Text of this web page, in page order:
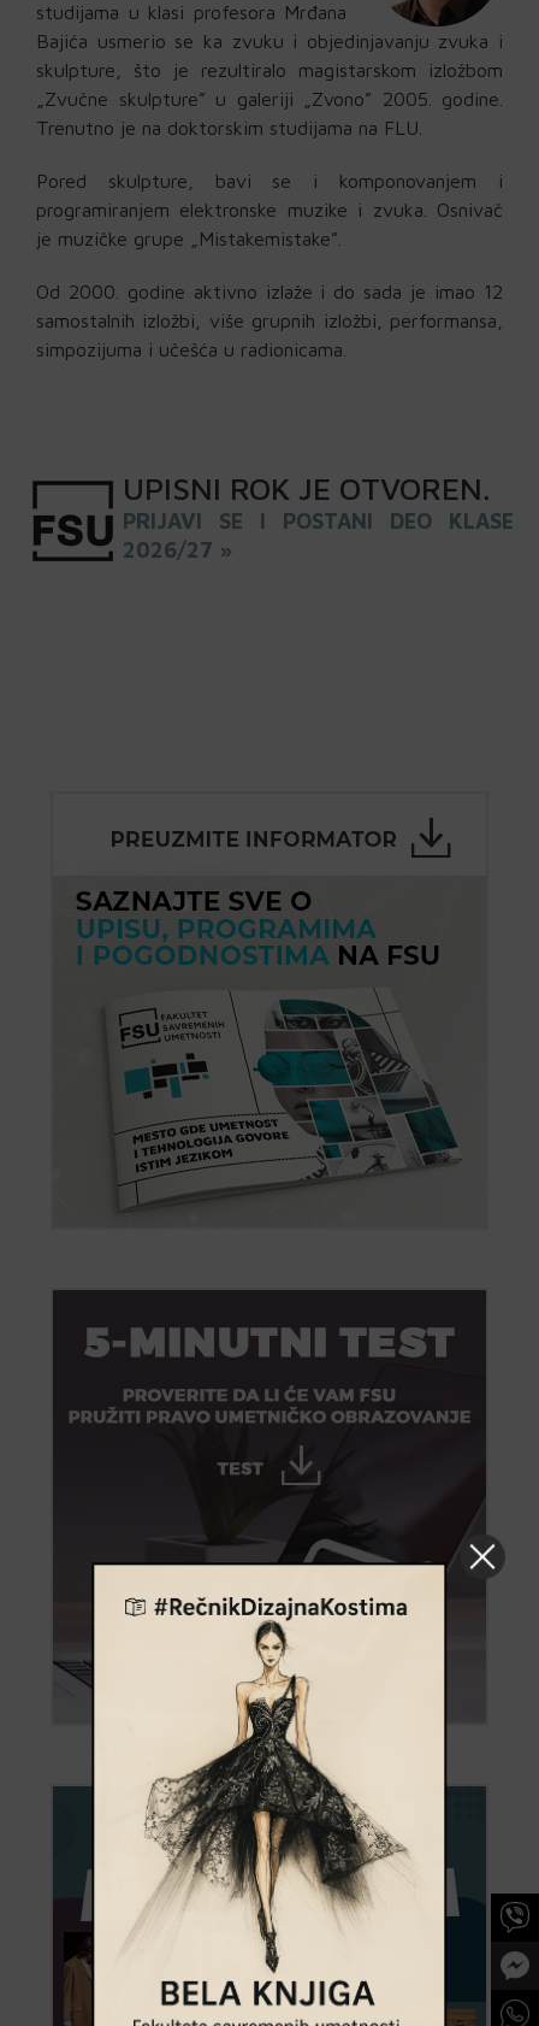
studijama u klasi profesora Mrđana
Bajića usmerio se ka zvuku i objedinjavanju zvuka i
skulpture, što je rezultiralo magistarskom izložbom
„Zvučne skulpture” u galeriji „Zvono” 2005. godine.
Trenutno je na doktorskim studijama na FLU.
Pored skulpture, bavi se i komponovanjem i
programiranjem elektronske muzike i zvuka. Osnivač
je muzičke grupe „Mistakemistake”.
Od 2000. godine aktivno izlaže i do sada je imao 12
samostalnih izložbi, više grupnih izložbi, performansa,
simpozijuma i učešća u radionicama.
UPISNI ROK JE OTVOREN.
PRIJAVI SE I POSTANI DEO KLASE
2026/27 »